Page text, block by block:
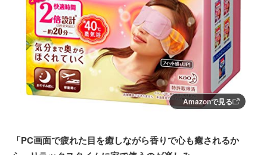
Amazonで見る
「PC画面で疲れた目を癒しながら香りで心も癒されるか